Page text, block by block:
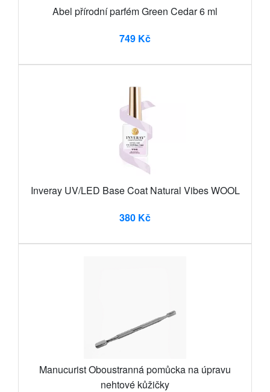
Abel přírodní parfém Green Cedar 6 ml
749 Kč
Inveray UV/LED Base Coat Natural Vibes WOOL
380 Kč
Manucurist Oboustranná pomůcka na úpravu
nehtové kůžičky